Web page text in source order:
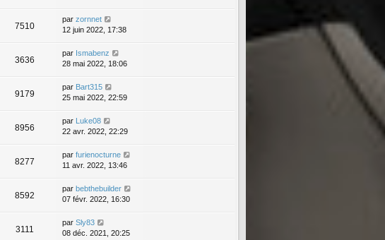
7510
par zornnet
12 juin 2022, 17:38
3636
par Ismabenz
28 mai 2022, 18:06
9179
par Bart315
25 mai 2022, 22:59
8956
par Luke08
22 avr. 2022, 22:29
8277
par furienocturne
11 avr. 2022, 13:46
8592
par bebthebuilder
07 févr. 2022, 16:30
3111
par Sly83
08 déc. 2021, 20:25